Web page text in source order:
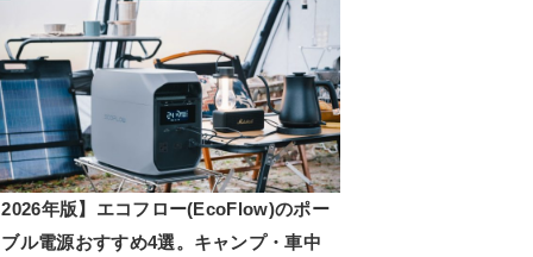
年版】エコフロー(EcoFlow)のポー
ル電源おすすめ4選。キャンプ・車中